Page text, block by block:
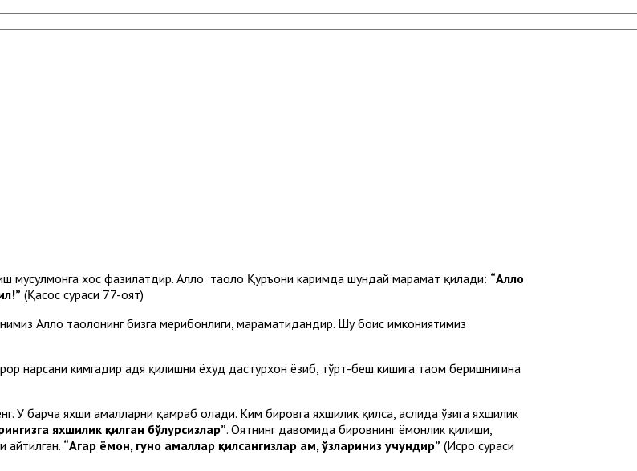
мусулмонга хос фазилатдир. Аллоҳ таоло Қуръони каримда шундай марҳамат қилади: “Аллоҳ
(Қасос сураси 77-оят)
Аллоҳ таолонинг бизга меҳрибонлиги, марҳаматидандир. Шу боис имкониятимиз
нарсани кимгадир ҳадя қилишни ёхуд дастурхон ёзиб, тўрт-беш кишига таом беришнигина
У барча яхши амалларни қамраб олади. Ким бировга яхшилик қилса, аслида ўзига яхшилик
яхшилик қилган бўлурсизлар”. Оятнинг давомида бировнинг ёмонлик қилиши,
айтилган. “Агар ёмон, гуноҳ амаллар қилсангизлар ҳам, ўзлариниз учундир” (Исро сураси